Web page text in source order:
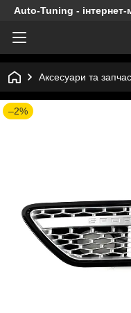
Auto-Tuning - інтернет-
Аксесуари та
–2%